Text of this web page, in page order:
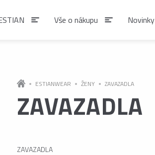
ESTIANWEAR ŽENY ZAVAZADLA
ZAVAZADLA
ZAVAZADLA
VODY
SIRUPY A NÁPOJOVÉ
Vše o nákupu Novinky